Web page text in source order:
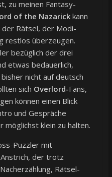
zu meinen Fantasy-
of the Nazarickkann
Rätsel, der Modi-
restlos überzeugen.
bezüglich der drei
etwas bedauerlich,
nicht auf deutsch
sich Overlord-Fans,
können einen Blick
und Gespräche
möglichst klein zu halten.
Puzzler mit
Anstrich, der trotz
Rätsel-